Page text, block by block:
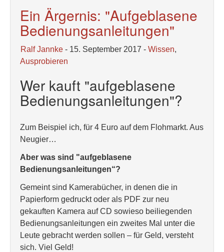
Ein Ärgernis: "Aufgeblasene
Bedienungsanleitungen"
Ralf Jannke - 15. September 2017 - Wissen,
Ausprobieren
Wer kauft "aufgeblasene
Bedienungsanleitungen"?
Zum Beispiel ich, für 4 Euro auf dem Flohmarkt. Aus
Neugier…
Aber was sind "aufgeblasene
Bedienungsanleitungen“?
Gemeint sind Kamerabücher, in denen die in
Papierform gedruckt oder als PDF zur neu
gekauften Kamera auf CD sowieso beiliegenden
Bedienungsanleitungen ein zweites Mal unter die
Leute gebracht werden sollen – für Geld, versteht
sich. Viel Geld!